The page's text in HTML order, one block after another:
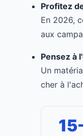
Profitez
En 2026,
aux
Pensez à
Un
cher à